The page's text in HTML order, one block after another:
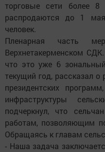
торговые сети более
распродаются до 1
человек.
Пленарная часть
Верхнетакерменском
что это уже 6
текущий год, рассказал о
президентских
инфраструктуры
подчеркнул, что
работам, позволяющим
Обращаясь к главам
- Наша задача